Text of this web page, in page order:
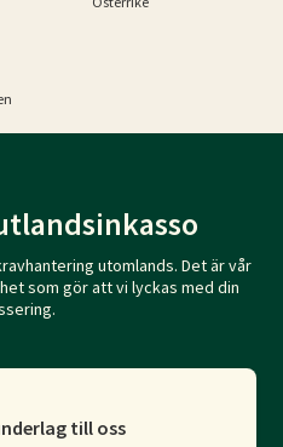
utomlands. Det är vår
som gör att vi lyckas med din
till oss